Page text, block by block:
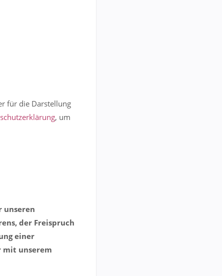
für die Darstellung
, um
unseren
der Freispruch
einer
mit unserem